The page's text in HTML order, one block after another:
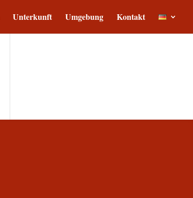
Unterkunft Umgebung Kontakt